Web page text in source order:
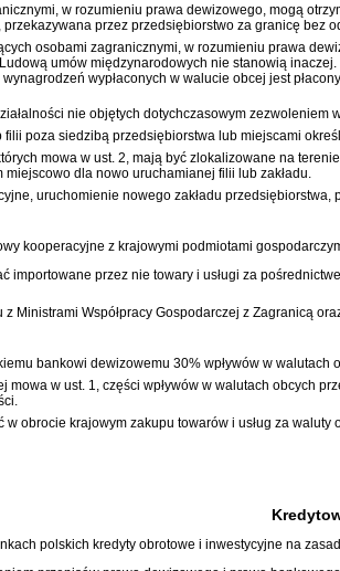
w rozumieniu prawa dewizowego, mogą
przez przedsiębiorstwo za granicę bez
osobami zagranicznymi, w rozumieniu prawa
umów międzynarodowych nie stanowią
wypłaconych w walucie obcej jest
nie objętych dotychczasowym zezwoleniem
filii poza siedzibą przedsiębiorstwa lub miejscami
mowa w ust. 2, mają być zlokalizowane na
dla nowo uruchamianej filii lub zakładu.
uruchomienie nowego zakładu
kooperacyjne z krajowymi podmiotami
importowane przez nie towary i usługi za
Ministrami Współpracy Gospodarczej z Zagranicą
bankowi dewizowemu 30% wpływów w walutach
mowa w ust. 1, części wpływów w walutach obcych
obrocie krajowym zakupu towarów i usług za waluty
polskich kredyty obrotowe i inwestycyjne na